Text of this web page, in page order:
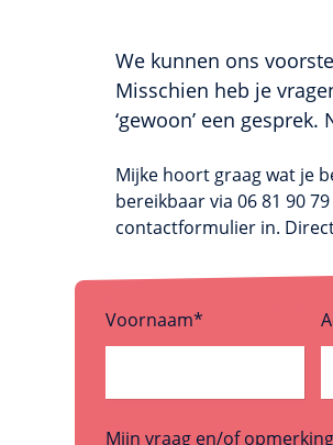
We kunnen ons
Misschien heb je
‘gewoon’ een
Mijke hoort graag wat je
bereikbaar via 06 81 90
contactformulier in.
Voornaam*
Mijn vraag en/of